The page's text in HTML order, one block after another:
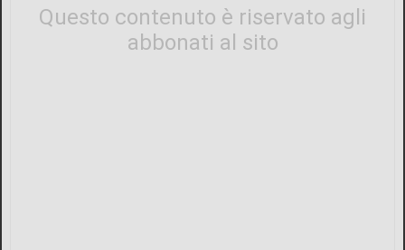
Questo contenuto è riservato agli
abbonati al sito